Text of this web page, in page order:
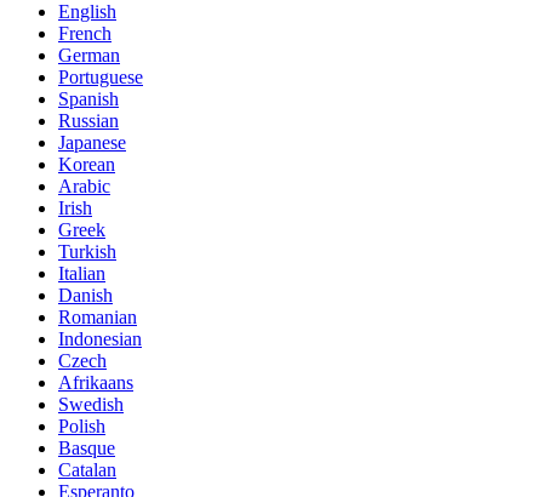
English
French
German
Portuguese
Spanish
Russian
Japanese
Korean
Arabic
Irish
Greek
Turkish
Italian
Danish
Romanian
Indonesian
Czech
Afrikaans
Swedish
Polish
Basque
Catalan
Esperanto